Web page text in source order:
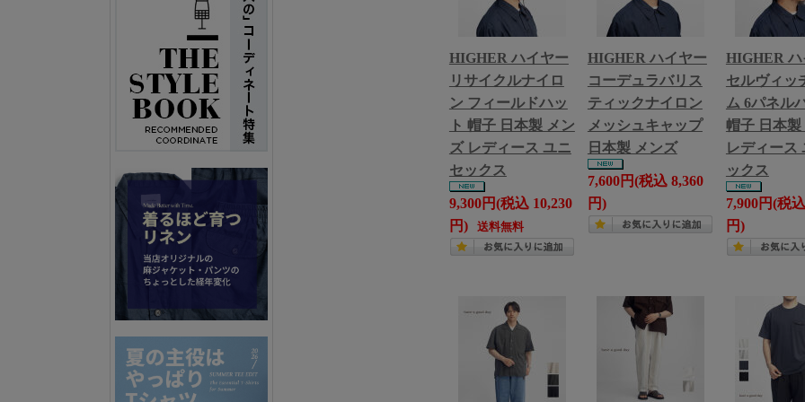
HIGHER ハイヤー
リサイクルナイロ
ン フィールドハッ
ト 帽子 日本製 メン
ズ レディース ユニ
セックス
9,300円(税込 10,230
円)
送料無料
HIGHER ハイヤー
コーデュラバリス
ティックナイロン
メッシュキャップ
日本製 メンズ
7,600円(税込 8,360
円)
HIGHER ハ
セルヴィッ
ム 6パネル
帽子 日本製
レディース
ックス
7,900円(税
円)